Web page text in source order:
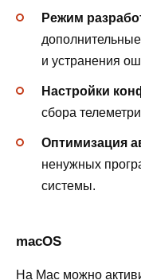
Режим
и устранения
Настройки
сбора
Оптимизация
ненужных
системы.
macOS
На Mac можно